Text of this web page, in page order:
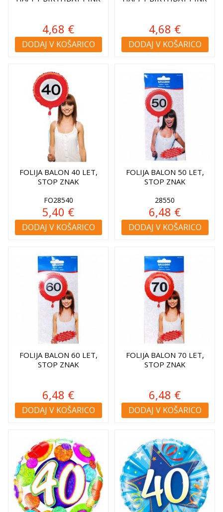
4,68 €
DODAJ V KOŠARICO
4,68 €
DODAJ V KOŠARICO
FOLIJA BALON 40 LET,
STOP ZNAK
FO28540
5,40 €
DODAJ V KOŠARICO
FOLIJA BALON 50 LET,
STOP ZNAK
28550
6,48 €
DODAJ V KOŠARICO
FOLIJA BALON 60 LET,
STOP ZNAK
6,48 €
DODAJ V KOŠARICO
FOLIJA BALON 70 LET,
STOP ZNAK
6,48 €
DODAJ V KOŠARICO